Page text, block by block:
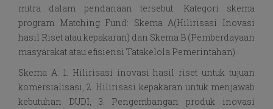
mitra dalam pendanaan tersebut. Kategori skema
program Matching Fund: Skema A(Hilirisasi Inovasi
hasil Riset atau kepakaran) dan Skema B (Pemberdayaan
masyarakat atau efisiensi Tatakelola Pemerintahan).
Skema A: 1. Hilirisasi inovasi hasil riset untuk tujuan
komersialisasi, 2. Hilirisasi kepakaran untuk menjawab
kebutuhan DUDI, 3. Pengembangan produk inovasi